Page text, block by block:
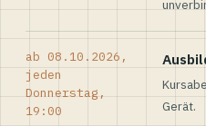
ab 08.10.2026,
jeden
Donnerstag,
19:00
Gerät.